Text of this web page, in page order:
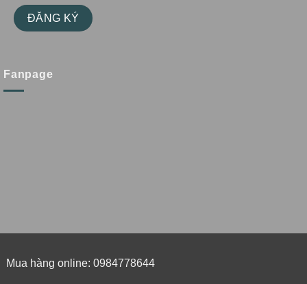
Fanpage
Mua hàng online: 0984778644